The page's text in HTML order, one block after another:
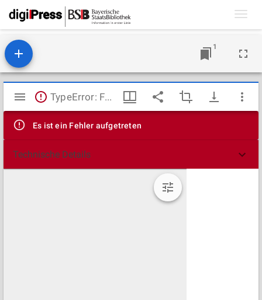
1
Mirador
Viewer
TypeError: Failed to fetch
Es ist ein Fehler aufgetreten
Technische Details